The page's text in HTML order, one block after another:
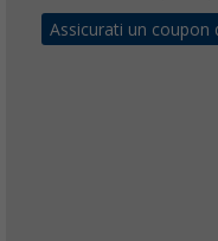
Assicurati un coupon